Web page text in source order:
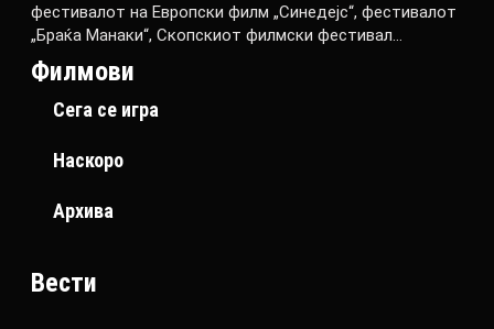
фестивалот на Европски филм „Синедејс“, фестивалот
„Браќа Манаки“, Скопскиот филмски фестивал…
Филмови
Сега се игра
Наскоро
Архива
Вести